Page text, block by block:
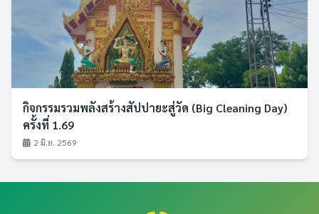
กิจกรรมรวมพลังสร้างสัปปายะสู่วัด (Big Cleaning Day)
ครั้งที่ 1.69
2 มิ.ย. 2569